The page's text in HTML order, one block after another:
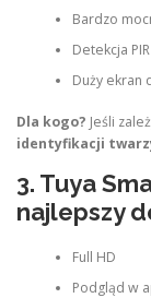
Bardzo
Detekcja
Duży ekran
Dla kogo? Jeśli
identyfikacji
3. Tuya
najlepszy
Full HD
Podgląd w